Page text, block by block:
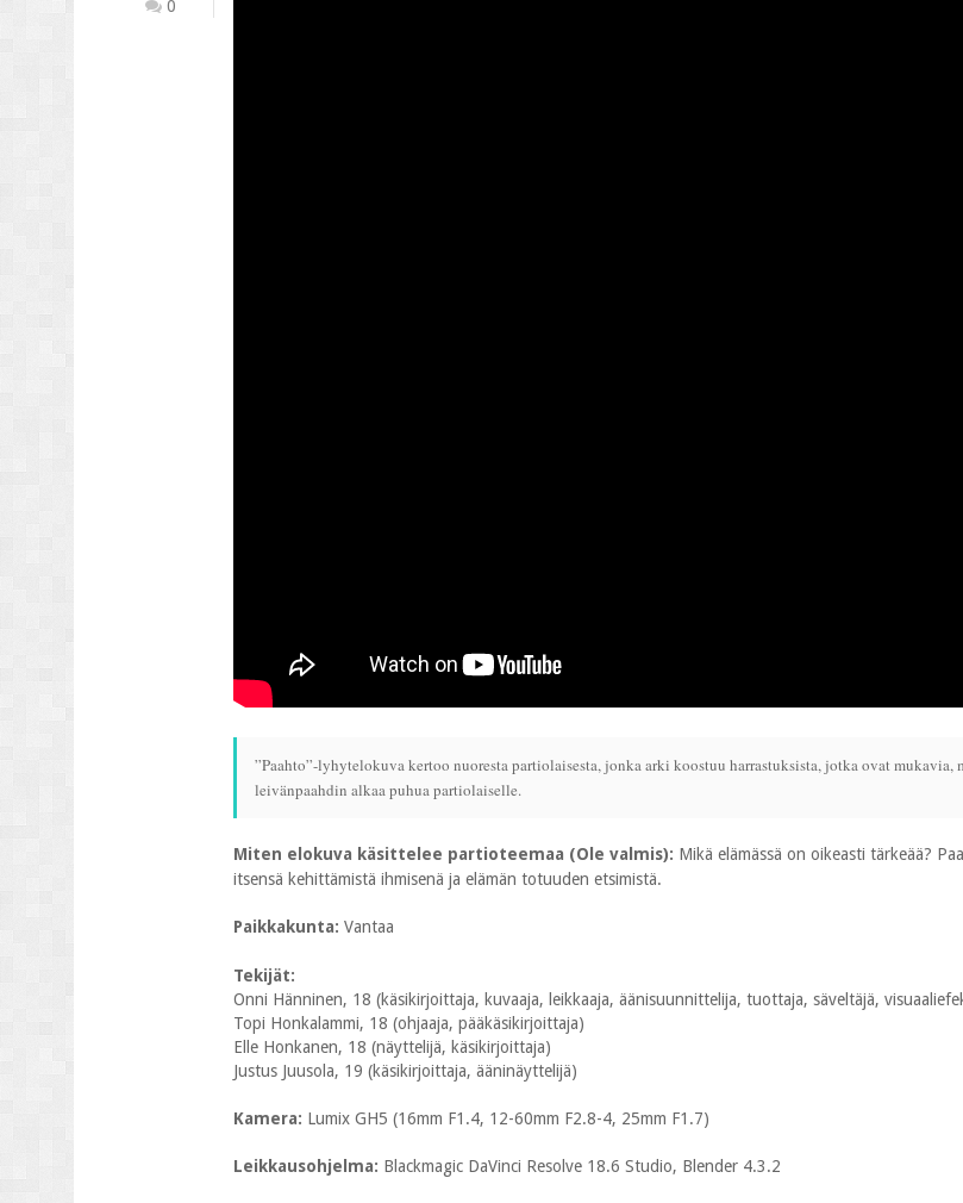
0
”Paahto”-lyhytelokuva kertoo nuoresta partiolaisesta, jonka arki koostuu harrastuksista, jotka ovat mukavia,
leivänpaahdin alkaa puhua partiolaiselle.
Miten elokuva käsittelee partioteemaa (Ole valmis): Mikä elämässä on oikeasti tärkeää?
itsensä kehittämistä ihmisenä ja elämän totuuden etsimistä.
Paikkakunta: Vantaa
Tekijät:
Onni Hänninen, 18 (käsikirjoittaja, kuvaaja, leikkaaja, äänisuunnittelija, tuottaja, säveltäjä,
Topi Honkalammi, 18 (ohjaaja, pääkäsikirjoittaja)
Elle Honkanen, 18 (näyttelijä, käsikirjoittaja)
Justus Juusola, 19 (käsikirjoittaja, ääninäyttelijä)
Kamera: Lumix GH5 (16mm F1.4, 12-60mm F2.8-4, 25mm F1.7)
Leikkausohjelma: Blackmagic DaVinci Resolve 18.6 Studio, Blender 4.3.2